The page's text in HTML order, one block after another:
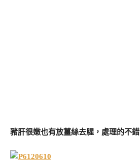
豬肝很嫩也有放薑絲去腥，處理的不錯